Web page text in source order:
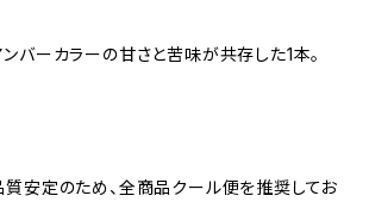
バーカラーの甘さと苦味が共存した1本。
質安定のため、全商品クール便を推奨してお